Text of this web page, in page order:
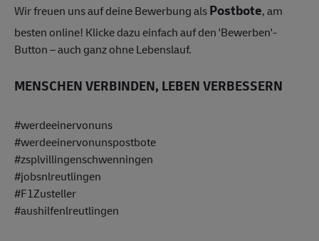
Wir freuen uns auf deine Bewerbung alsPostbote, am
besten online! Klicke dazu einfach auf den 'Bewerben'-
Button – auch ganz ohne Lebenslauf.
MENSCHEN VERBINDEN, LEBEN VERBESSERN
#werdeeinervonuns
#werdeeinervonunspostbote
#zsplvillingenschwenningen
#jobsnlreutlingen
#F1Zusteller
#aushilfenlreutlingen